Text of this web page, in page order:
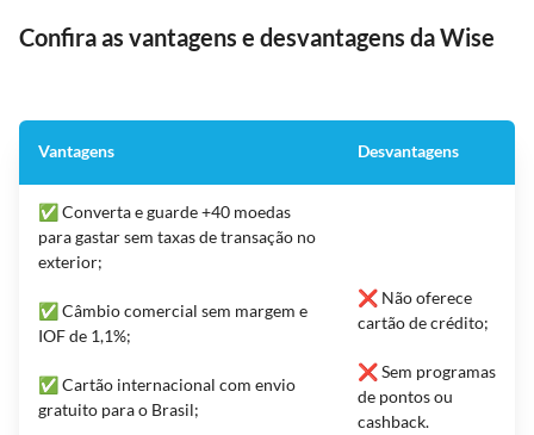
Confira as vantagens e desvantagens da Wise
Vantagens Desvantagens
✅ Converta e guarde +40 moedas
para gastar sem taxas de transação no
exterior;
✅ Câmbio comercial sem margem e
IOF de 1,1%;
✅ Cartão internacional com envio
gratuito para o Brasil;
❌ Não oferece
cartão de crédito;
❌ Sem programas
de pontos ou
cashback.